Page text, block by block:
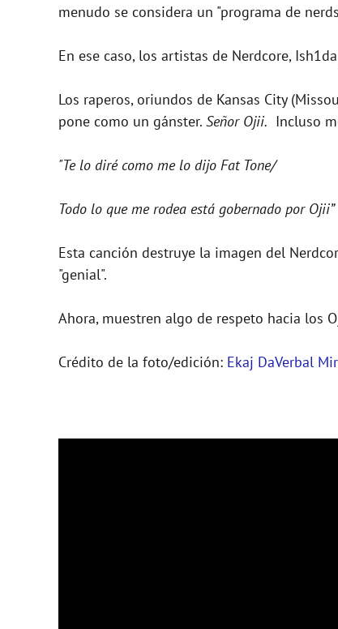
menudo se considera un "programa de
En ese caso, los artistas de Nerdcore,
Los raperos, oriundos de Kansas City
pone como un gánster. Señor Ojii. Incluso
"Te lo diré como me lo dijo Fat Tone/
Todo lo que me rodea está gobernado por Ojii”
Esta canción destruye la imagen del
"genial".
Ahora, muestren algo de respeto hacia los
Crédito de la foto/edición: Ekaj DaVerbal